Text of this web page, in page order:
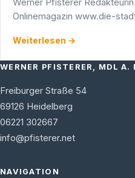
Onlinemagazin www.die-
Sonntag, 27. März 2011. …
Weiterlesen →
WERNER PFISTERER, MDL A.
Freiburger Straße 54
69126 Heidelberg
06221 302667
info@pfisterer.net
NAVIGATION